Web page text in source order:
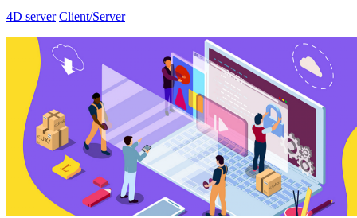
4D server Client/Server